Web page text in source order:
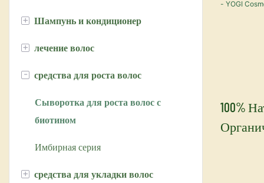
+ Шампунь и кондиционер
шампунь с аргановым маслом
Серия Марула
Шампунь с кератином U
Шампунь-порошок
+ лечение волос
Кератиновое выпрямление волос
маска для волос
фруктовых кислот
сыворотка для волос
- средства для роста волос
Сыворотка для роста волос с
биотином
Имбирная серия
+ средства для укладки волос
100%